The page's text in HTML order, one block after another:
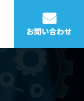
お問い合わせ